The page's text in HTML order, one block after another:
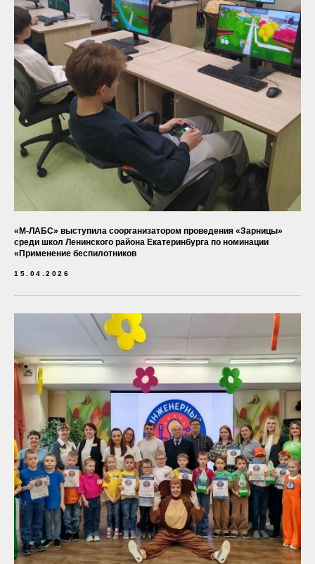
«М-ЛАБС» выступила соорганизатором проведения «Зарницы»
среди школ Ленинского района Екатеринбурга по номинации
«Применение беспилотников
15.04.2026
Уральская научная мастерская «М-ЛАБС»
Резидент Технопарка высоких технологий
Свердловской области «Университетский»,
регионального оператора «Сколково»